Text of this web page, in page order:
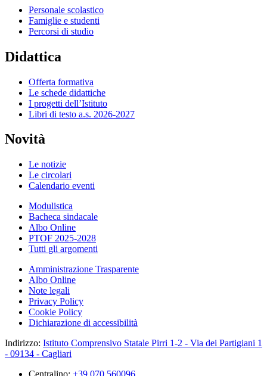
Personale scolastico
Famiglie e studenti
Percorsi di studio
Didattica
Offerta formativa
Le schede didattiche
I progetti dell’Istituto
Libri di testo a.s. 2026-2027
Novità
Le notizie
Le circolari
Calendario eventi
Modulistica
Bacheca sindacale
Albo Online
PTOF 2025-2028
Tutti gli argomenti
Amministrazione Trasparente
Albo Online
Note legali
Privacy Policy
Cookie Policy
Dichiarazione di accessibilità
Indirizzo: Istituto Comprensivo Statale Pirri 1-2 - Via dei Partigiani 1
- 09134 - Cagliari